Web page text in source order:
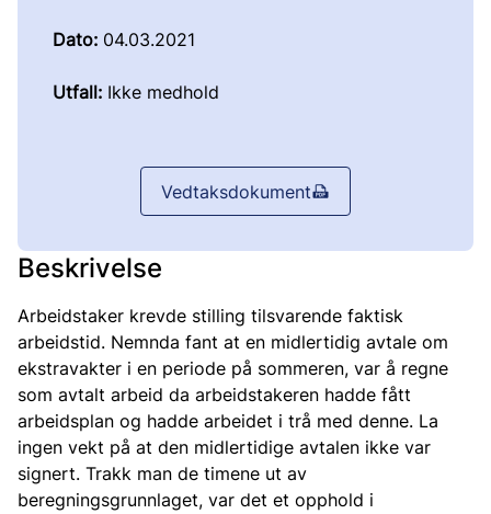
Dato: 04.03.2021
Utfall: Ikke medhold
Vedtaksdokument
Beskrivelse
Arbeidstaker krevde stilling tilsvarende faktisk
arbeidstid. Nemnda fant at en midlertidig avtale om
ekstravakter i en periode på sommeren, var å regne
som avtalt arbeid da arbeidstakeren hadde fått
arbeidsplan og hadde arbeidet i trå med denne. La
ingen vekt på at den midlertidige avtalen ikke var
signert. Trakk man de timene ut av
beregningsgrunnlaget, var det et opphold i